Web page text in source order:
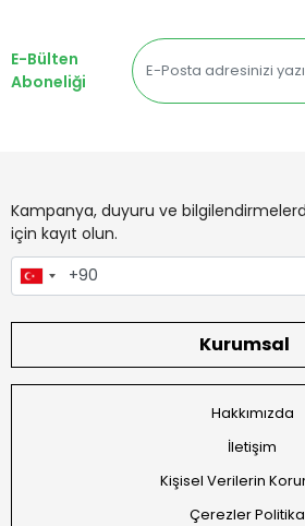
E-Bülten
Aboneliği
Kampanya, duyuru ve
için kayıt olun.
Kurumsal
Hakkımızda
İletişim
Kişisel Verilerin
Çerezler